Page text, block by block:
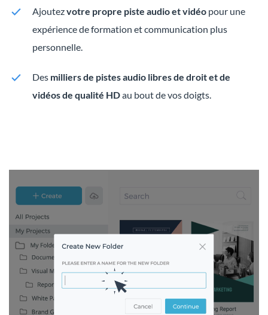
Ajoutezvotre propre piste audio et vidéo pour une
expérience de formation et communication plus
personnelle.
Des milliers de pistes audio libres de droit et de
vidéos de qualité HDau bout de vos doigts.